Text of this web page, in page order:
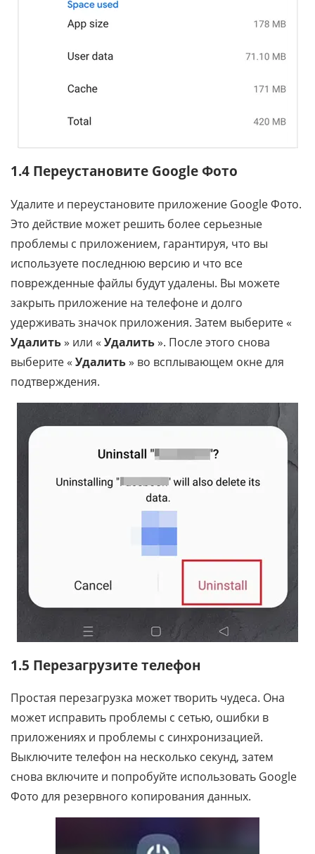
1.4 Переустановите Google Фото
Удалите и переустановите приложение Google Фото.
Это действие может решить более серьезные
проблемы с приложением, гарантируя, что вы
используете последнюю версию и что все
поврежденные файлы будут удалены. Вы можете
закрыть приложение на телефоне и долго
удерживать значок приложения. Затем выберите «
Удалить» или « Удалить». После этого снова
выберите « Удалить» во всплывающем окне для
подтверждения.
1.5 Перезагрузите телефон
Простая перезагрузка может творить чудеса. Она
может исправить проблемы с сетью, ошибки в
приложениях и проблемы с синхронизацией.
Выключите телефон на несколько секунд, затем
снова включите и попробуйте использовать Google
Фото для резервного копирования данных.